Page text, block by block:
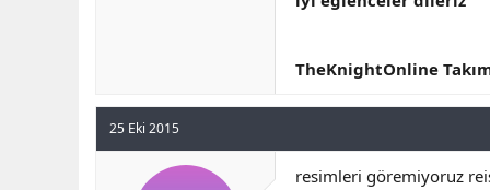
TheKnightOnline
25 Eki 2015
resimleri göremiyoruz